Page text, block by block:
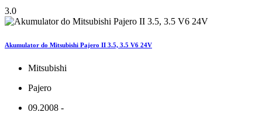
3.0
Akumulator do Mitsubishi Pajero II 3.5, 3.5 V6 24V
Mitsubishi
Pajero
09.2008 -